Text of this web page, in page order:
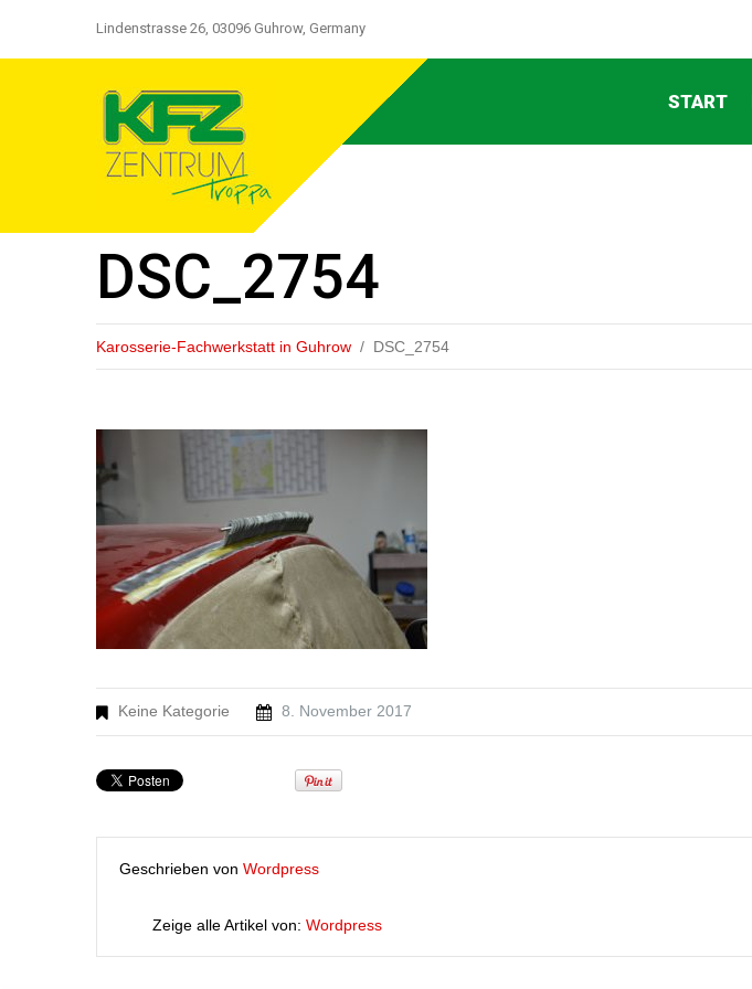
Lindenstrasse 26, 03096 Guhrow, Germany
START
DSC_2754
Karosserie-Fachwerkstatt in Guhrow DSC_2754
Keine Kategorie 8. November 2017
Geschrieben von Wordpress
Zeige alle Artikel von: Wordpress